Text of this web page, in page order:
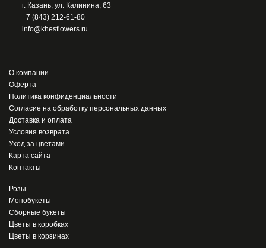
г. Казань, ул. Калинина, 63
+7 (843) 212-61-80
info@khesflowers.ru
О компании
Оферта
Политика конфиденциальности
Согласие на обработку персональных данных
Доставка и оплата
Условия возврата
Уход за цветами
Карта сайта
Контакты
Розы
Монобукеты
Сборные букеты
Цветы в коробках
Цветы в корзинах